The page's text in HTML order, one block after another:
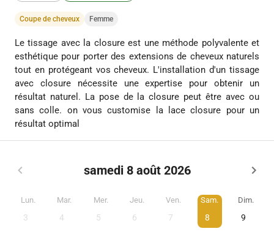
Coupe de cheveux Femme
Le tissage avec la closure est une méthode polyvalente et
esthétique pour porter des extensions de cheveux naturels
tout en protégeant vos cheveux. L'installation d'un tissage
avec closure nécessite une expertise pour obtenir un
résultat naturel. La pose de la closure peut être avec ou
sans colle. on vous customise la lace closure pour un
résultat optimal
samedi 8 août 2026
Lun.
3
Mar.
4
Mer.
5
Jeu.
6
Ven.
7
Sam.
8
Dim.
9